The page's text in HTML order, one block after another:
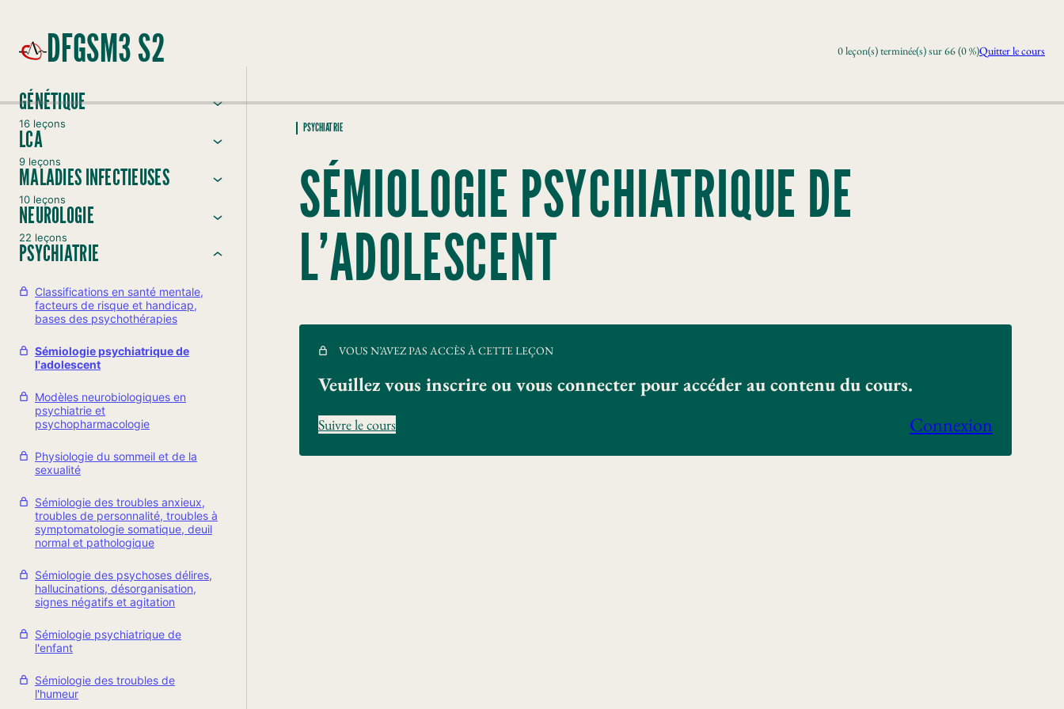
DFGSM3 S2 0 leçon(s) terminée(s) sur 66 (0 %)Quitter le cours
GÉNÉTIQUE
16 leçons
LCA
9 leçons
MALADIES INFECTIEUSES
10 leçons
NEUROLOGIE
22 leçons
PSYCHIATRIE
Classifications en santé mentale,
facteurs de risque et handicap,
bases des psychothérapies
Sémiologie psychiatrique de
l'adolescent
Modèles neurobiologiques en
psychiatrie et
psychopharmacologie
Physiologie du sommeil et de la
sexualité
Sémiologie des troubles anxieux,
troubles de personnalité, troubles à
symptomatologie somatique, deuil
normal et pathologique
Sémiologie des psychoses délires,
hallucinations, désorganisation,
signes négatifs et agitation
Sémiologie psychiatrique de
l'enfant
Sémiologie des troubles de
l'humeur
PSYCHIATRIE
SÉMIOLOGIE PSYCHIATRIQUE DE
L’ADOLESCENT
VOUS N’AVEZ PAS ACCÈS À CETTE LEÇON
Veuillez vous inscrire ou vous connecter pour accéder au contenu du cours.
Suivre le cours Connexion